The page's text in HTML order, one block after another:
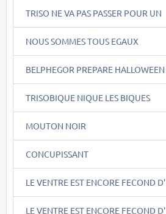
TRISO NE VA PAS PASSER POUR UN
NOUS SOMMES TOUS EGAUX
BELPHEGOR PREPARE HALLOWEEN
TRISOBIQUE NIQUE LES BIQUES
MOUTON NOIR
CONCUPISSANT
LE VENTRE EST ENCORE FECOND D'
LE VENTRE EST ENCORE FECOND D'